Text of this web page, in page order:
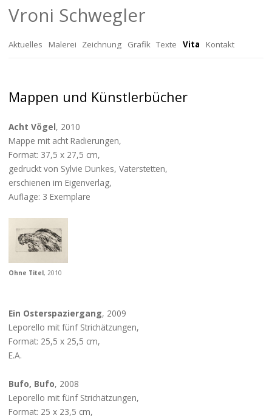
Vroni Schwegler
Zum
springen
Aktuelles Malerei Zeichnung Grafik Texte Vita Kontakt
Mappen und Künstlerbücher
Acht Vögel, 2010
Mappe mit acht Radierungen,
Format: 37,5 x 27,5 cm,
gedruckt von Sylvie Dunkes, Vaterstetten,
erschienen im Eigenverlag,
Auflage: 3 Exemplare
Ohne Titel, 2010
Ein Osterspaziergang, 2009
Leporello mit fünf Strichätzungen,
Format: 25,5 x 25,5 cm,
E.A.
Bufo, Bufo, 2008
Leporello mit fünf Strichätzungen,
Format: 25 x 23,5 cm,